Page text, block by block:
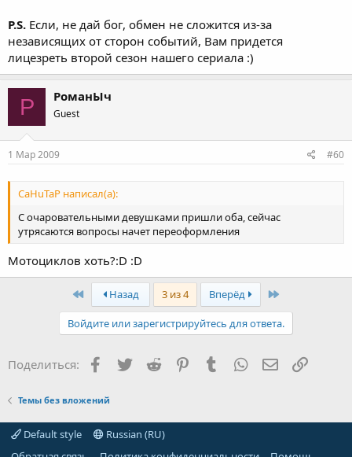
P.S. Если, не дай бог, обмен не сложится из-за
независящих от сторон событий, Вам придется
лицезреть второй сезон нашего сериала :)
Р РоманЫч
Guest
1 Мар 2009 #60
CaHuTaP написал(а):
С очаровательными девушками пришли оба, сейчас
утрясаются вопросы начет переоформления
Мотоциклов хоть?:D :D
First Назад 3 из 4 Вперёд Last
Войдите или зарегистрируйтесь для ответа.
Поделиться: Facebook
TwitterReddit PinterestTumblr WhatsApp Ссылка
Темы без вложений
Default style
Russian (RU)